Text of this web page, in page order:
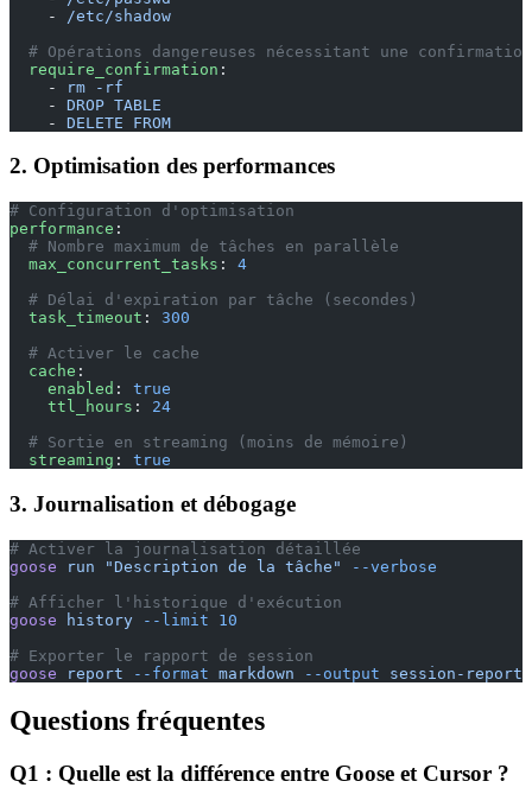
    -
/etc/shadow
  # Opérations dangereuses nécessitant une confirmation
  require_confirmation
:
    -
rm -rf
    -
DROP TABLE
    -
DELETE FROM
2. Optimisation des performances
# Configuration d'optimisation
performance :
  # Nombre maximum de tâches en parallèle
  max_concurrent_tasks
: 4
  # Délai d'expiration par tâche (secondes)
  task_timeout
: 300
  # Activer le cache
  cache
:
    enabled
: true
    ttl_hours
: 24
  # Sortie en streaming (moins de mémoire)
  streaming
: true
3. Journalisation et débogage
# Activer la journalisation détaillée
goose run "Description de la tâche"
--verbose
# Afficher l'historique d'exécution
goose history --limit 10
# Exporter le rapport de session
goose report --format markdown --output session-
Questions fréquentes
Q1 : Quelle est la différence entre Goose et Cursor ?